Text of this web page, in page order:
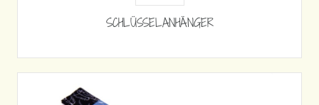
SCHLÜSSELANHÄNGER